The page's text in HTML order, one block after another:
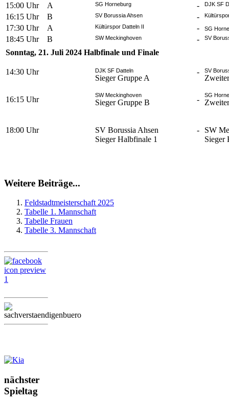
15:00 Uhr
A SG Horneburg - DJK SF
16:15 Uhr B SV Borussia Ahsen -
17:30 Uhr A Kültürspor Datteln II - SG
18:45 Uhr B SW Meckinghoven - SV
Sonntag, 21. Juli 2024 Halbfinale und Finale
14:30 Uhr
16:15 Uhr
DJK SF Datteln
Sieger Gruppe A
SW Meckinghoven
Sieger Gruppe B
-
-
SV
SG
18:00 Uhr
SV Borussia Ahsen
Sieger Halbfinale 1
-
SW
Sieger
Weitere Beiträge...
Feldstadtmeisterschaft 2025
Tabelle 1. Mannschaft
Tabelle Frauen
Tabelle 3. Mannschaft
nächster
Spieltag